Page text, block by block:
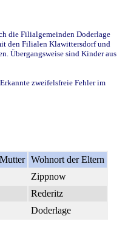
die Filialgemeinden Doderlage
den Filialen Klawittersdorf und
Übergangsweise sind Kinder aus
zweifelsfreie Fehler im
Wohnort der Eltern
Zippnow
Rederitz
Doderlage